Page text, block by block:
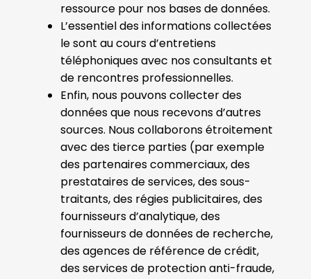
ressource pour nos bases de données.
L’essentiel des informations collectées
le sont au cours d’entretiens
téléphoniques avec nos consultants et
de rencontres professionnelles.
Enfin, nous pouvons collecter des
données que nous recevons d’autres
sources. Nous collaborons étroitement
avec des tierce parties (par exemple
des partenaires commerciaux, des
prestataires de services, des sous-
traitants, des régies publicitaires, des
fournisseurs d’analytique, des
fournisseurs de données de recherche,
des agences de référence de crédit,
des services de protection anti-fraude,